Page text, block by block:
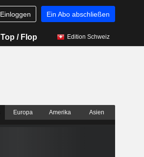
Einloggen Ein Abo abschließen
Top / Flop Edition Schweiz
Europa Amerika Asien